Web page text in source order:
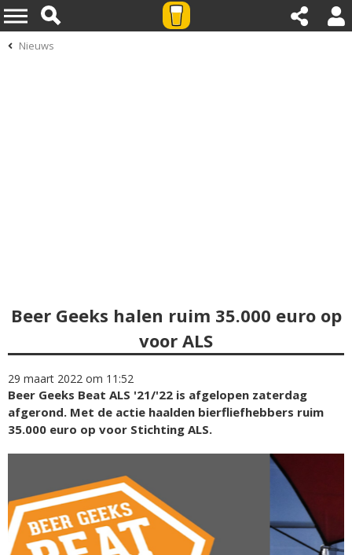
Nieuws
Beer Geeks halen ruim 35.000 euro op
voor ALS
29 maart 2022 om 11:52
Beer Geeks Beat ALS '21/'22 is afgelopen zaterdag
afgerond. Met de actie haalden bierfliefhebbers ruim
35.000 euro op voor Stichting ALS.